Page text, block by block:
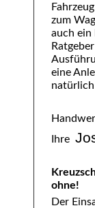
zum
auch ein
eine
Ihre
ohne!
Der